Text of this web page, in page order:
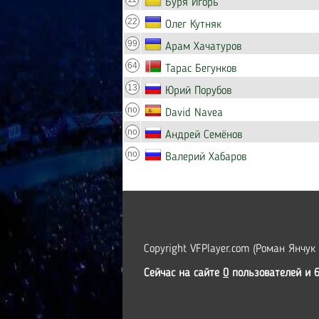
Буря Игорь
22 Олег Кутняк
99 Арам Хачатуров
64 Тарас Бегунков
13 Юрий Порубов
no David Navea
no Андрей Семёнов
no Валерий Хабаров
Copyright VFPlayer.com (Роман
Сейчас на сайте 0 пользователей и